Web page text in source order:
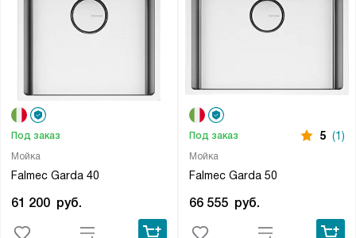
Мойка
Falmec Garda 40
Под заказ
61 200 руб.
Мойка
Falmec Garda 50
Под заказ 5 (1)
66 555 руб.